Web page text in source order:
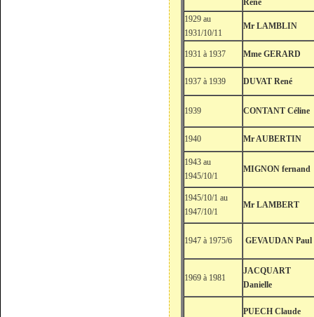
René
1929 au
1931/10/11
Mr LAMBLIN
1931 à 1937 Mme GERARD
1937 à 1939 DUVAT René
1939 CONTANT Céline
1940 Mr AUBERTIN
1943 au
1945/10/1
MIGNON fernand
1945/10/1 au
1947/10/1
Mr LAMBERT
1947 à 1975/6 GEVAUDAN Paul
1969 à 1981
JACQUART
Danielle
PUECH Claude